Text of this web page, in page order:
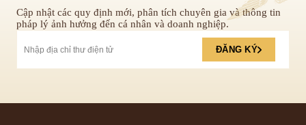
Cập nhật các quy định mới, phân tích chuyên gia và thông tin
pháp lý ảnh hưởng đến cá nhân và doanh nghiệp.
ĐĂNG KÝ